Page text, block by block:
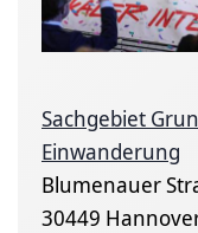
Sachgebiet
Einwanderung
Blumenauer
30449